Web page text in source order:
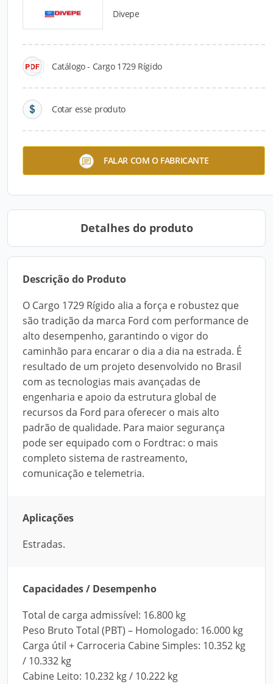
Divepe
Catálogo - Cargo 1729 Rígido
Cotar esse produto
FALAR COM O FABRICANTE
Catálogos para Download
Detalhes do produto
Descrição do Produto
O Cargo 1729 Rígido alia a força e robustez que
são tradição da marca Ford com performance de
alto desempenho, garantindo o vigor do
caminhão para encarar o dia a dia na estrada. É
resultado de um projeto desenvolvido no Brasil
com as tecnologias mais avançadas de
engenharia e apoio da estrutura global de
recursos da Ford para oferecer o mais alto
padrão de qualidade. Para maior segurança
pode ser equipado com o Fordtrac: o mais
completo sistema de rastreamento,
comunicação e telemetria.
Aplicações
Estradas.
Capacidades / Desempenho
Total de carga admissível: 16.800 kg
Peso Bruto Total (PBT) – Homologado: 16.000 kg
Carga útil + Carroceria Cabine Simples: 10.352 kg
/ 10.332 kg
Cabine Leito: 10.232 kg / 10.222 kg